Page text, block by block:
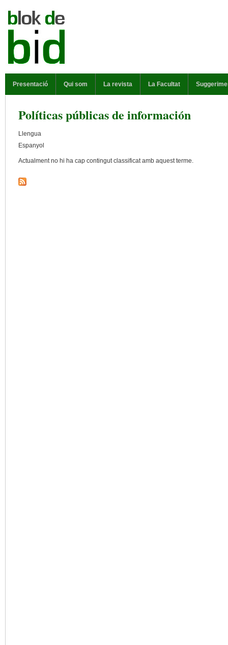
Presentació Qui som La revista La Facultat
Políticas públicas de información
Llengua
Espanyol
Actualment no hi ha cap contingut classificat amb aquest terme.